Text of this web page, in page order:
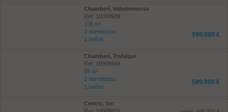
Chamberí, Vallehermoso
Ref: 10008939
108 m²
3 dormitorios
1 baños
996.000 €
Chamberí, Trafalgar
Ref: 10008944
66 m²
2 dormitorios
1 baños
599.900 €
Centro, Sol